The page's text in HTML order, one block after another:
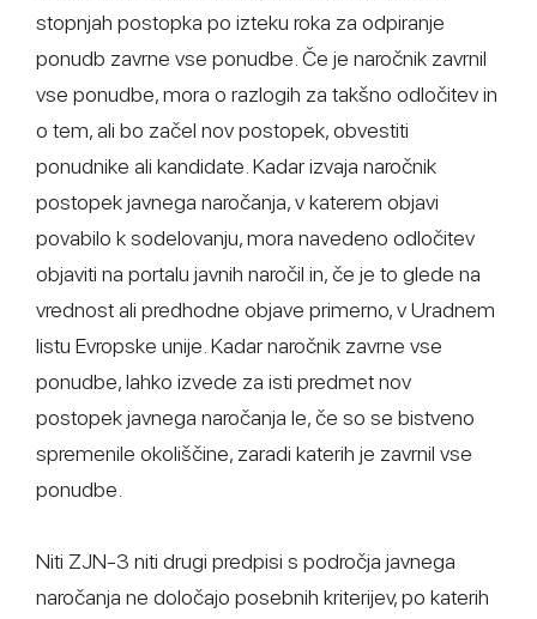
stopnjah postopka po izteku roka za odpiranje
ponudb zavrne vse ponudbe. Če je naročnik zavrnil
vse ponudbe, mora o razlogih za takšno odločitev in
o tem, ali bo začel nov postopek, obvestiti
ponudnike ali kandidate. Kadar izvaja naročnik
postopek javnega naročanja, v katerem objavi
povabilo k sodelovanju, mora navedeno odločitev
objaviti na portalu javnih naročil in, če je to glede na
vrednost ali predhodne objave primerno, v Uradnem
listu Evropske unije. Kadar naročnik zavrne vse
ponudbe, lahko izvede za isti predmet nov
postopek javnega naročanja le, če so se bistveno
spremenile okoliščine, zaradi katerih je zavrnil vse
ponudbe.
Niti ZJN-3 niti drugi predpisi s področja javnega
naročanja ne določajo posebnih kriterijev, po katerih